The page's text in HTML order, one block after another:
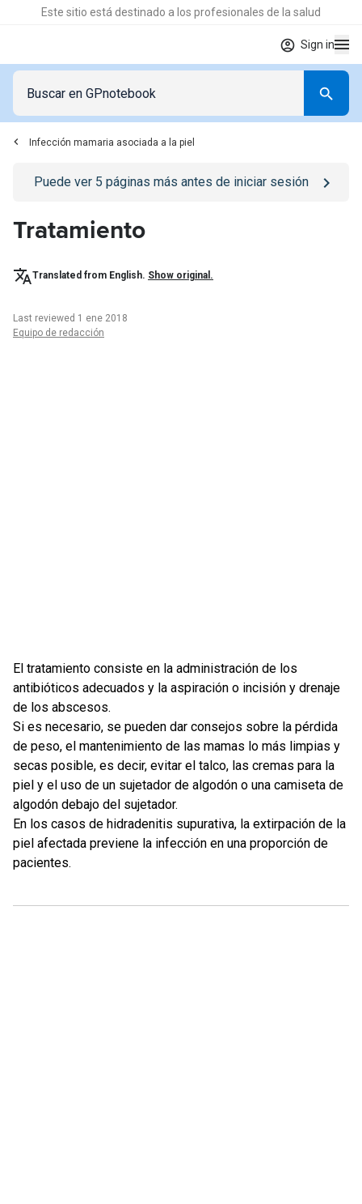
Este sitio está destinado a los profesionales de la salud
Sign in
Infección mamaria asociada a la piel
Go to/iniciar-sesionpage
Puede ver 5 páginas más antes de iniciar sesión
Tratamiento
Translated from English. Show original.
Last reviewed 1 ene 2018
Equipo de redacción
El tratamiento consiste en la administración de los
antibióticos adecuados y la aspiración o incisión y drenaje
de los abscesos.
Si es necesario, se pueden dar consejos sobre la pérdida
de peso, el mantenimiento de las mamas lo más limpias y
secas posible, es decir, evitar el talco, las cremas para la
piel y el uso de un sujetador de algodón o una camiseta de
algodón debajo del sujetador.
En los casos de hidradenitis supurativa, la extirpación de la
piel afectada previene la infección en una proporción de
pacientes.